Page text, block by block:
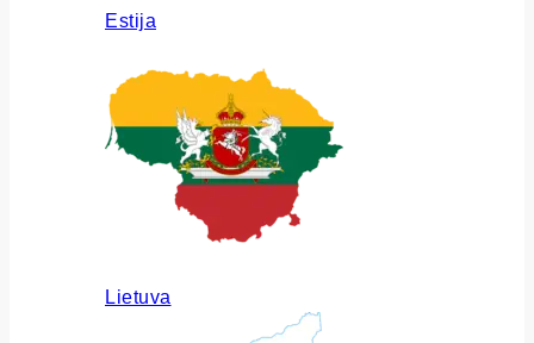
Estija
Lietuva